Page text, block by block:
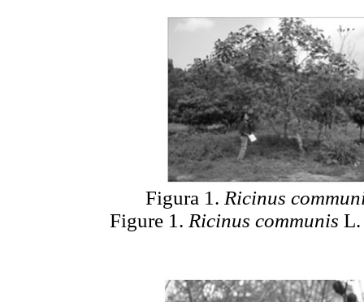
Figura 1. Ricinus
Figure 1. Ricinus communis L.